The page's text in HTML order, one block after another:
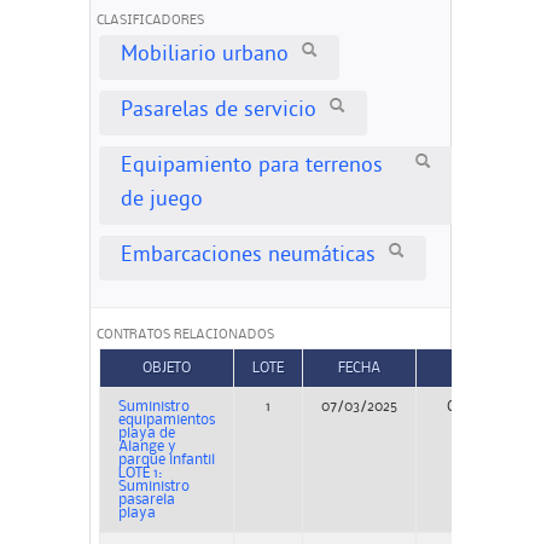
CLASIFICADORES
Mobiliario urbano
Pasarelas de servicio
Equipamiento para terrenos
de juego
Embarcaciones neumáticas
CONTRATOS RELACIONADOS
OBJETO LOTE FECHA
Suministro
equipamientos
playa de
Alange y
parque infantil
LOTE 1:
Suministro
pasarela
playa
1 07/03/2025 Concurso